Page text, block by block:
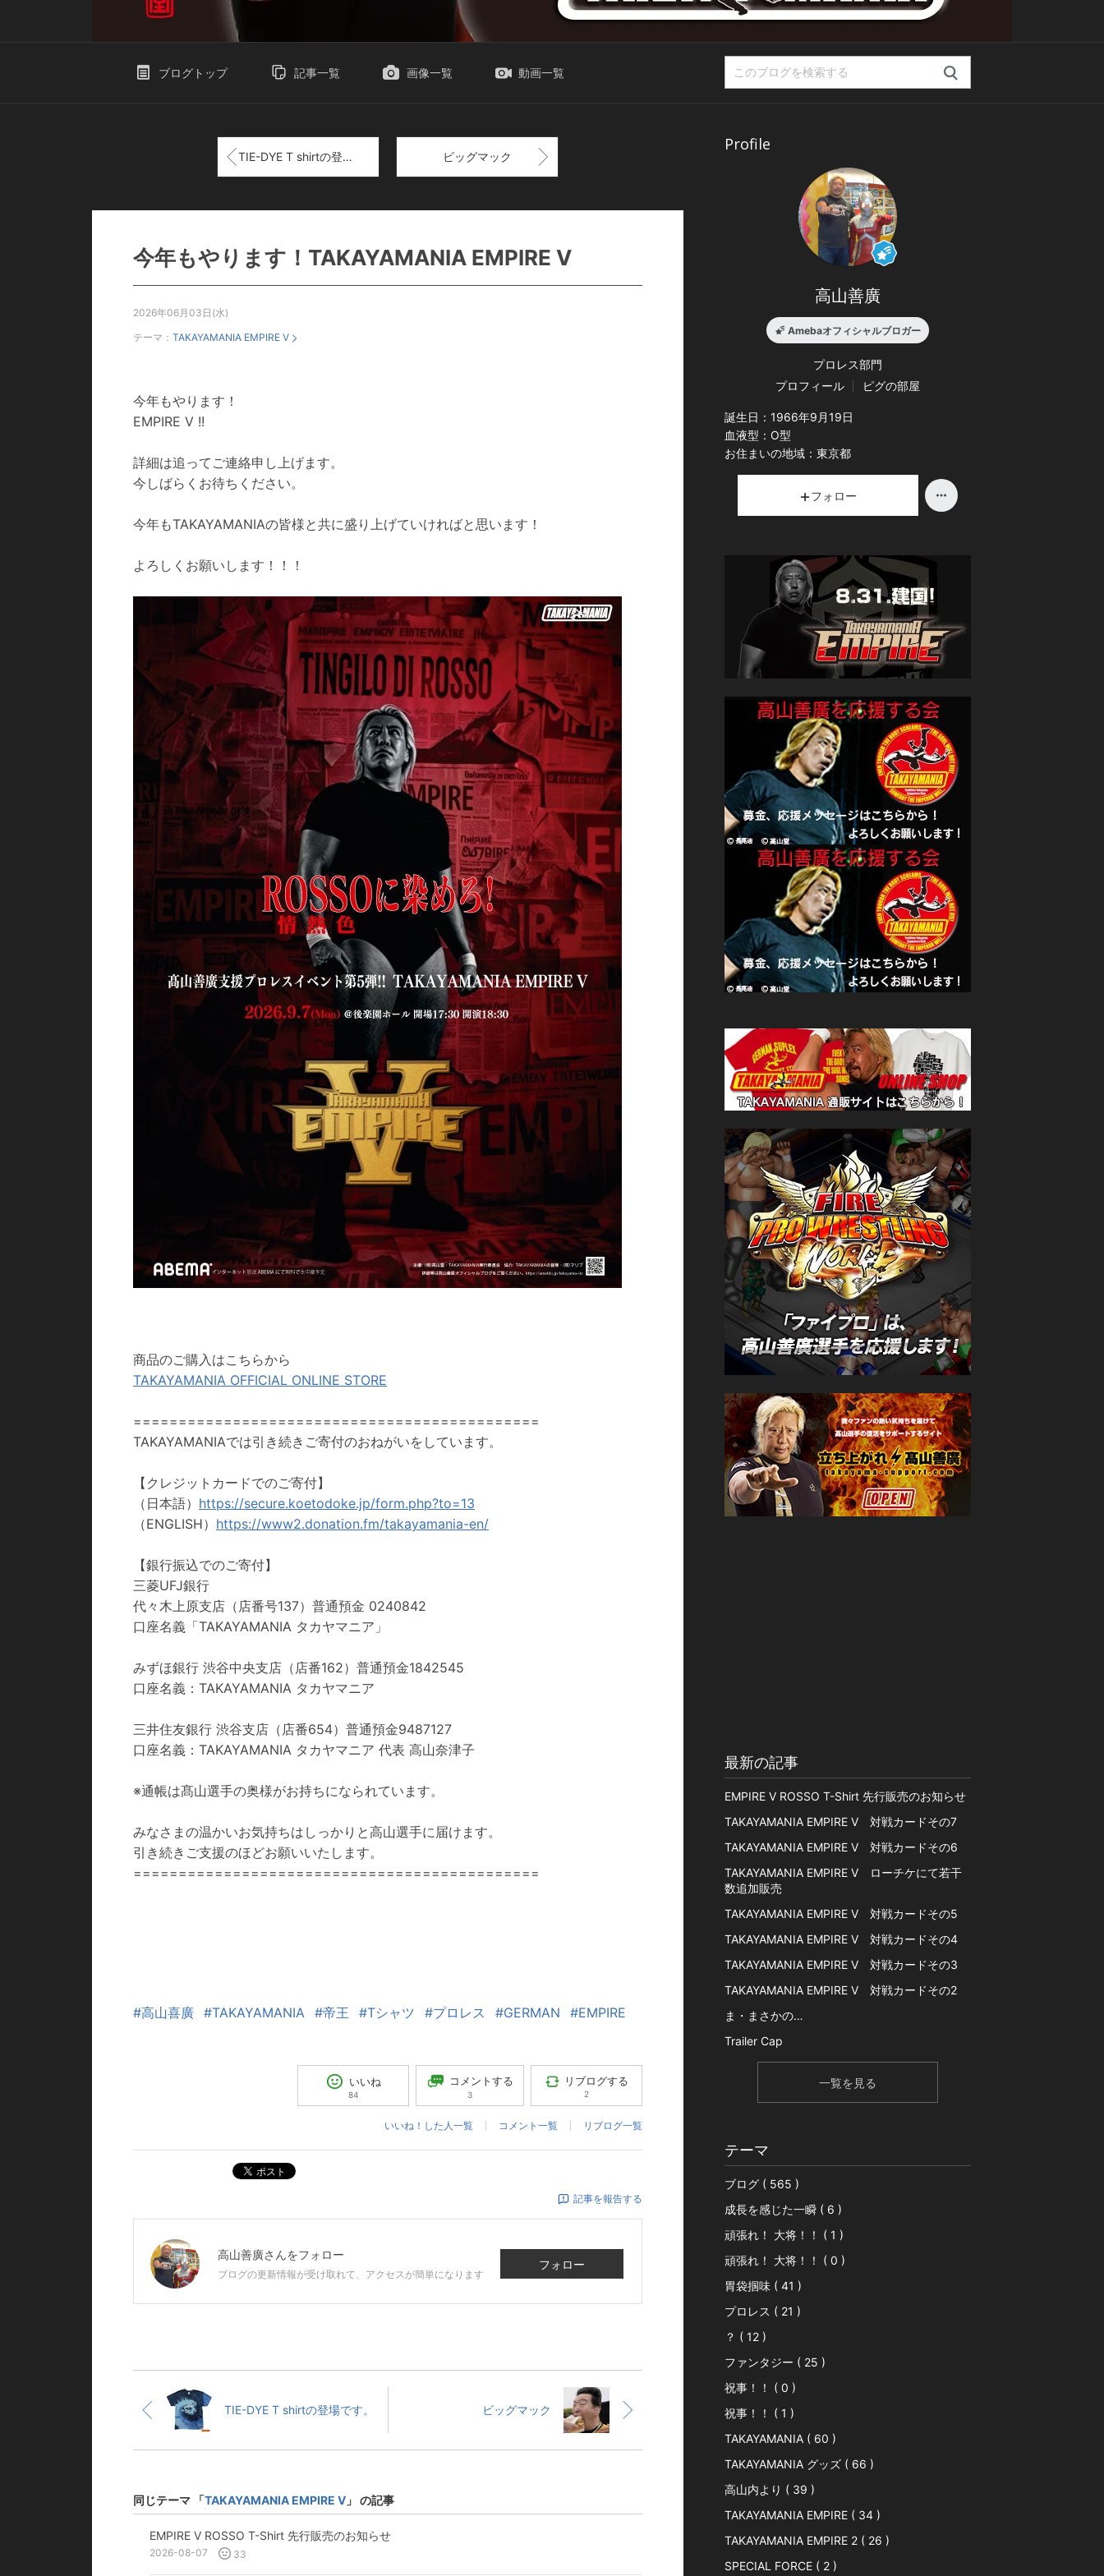
ブログトップ 記事一覧 画像一覧 動画一覧
TIE-DYE T shirtの登場です。 ビッグマック
今年もやります！TAKAYAMANIA EMPIRE V
2026年06月03日(水)
テーマ： TAKAYAMANIA EMPIRE V
今年もやります！
EMPIRE V !!
詳細は追ってご連絡申し上げます。
今しばらくお待ちください。
今年もTAKAYAMANIAの皆様と共に盛り上げていければと思います！
よろしくお願いします！！！
商品のご購入はこちらから
TAKAYAMANIA OFFICIAL ONLINE STORE
=============================================
TAKAYAMANIAでは引き続きご寄付のおねがいをしています。
【クレジットカードでのご寄付】
（日本語） https://secure.koetodoke.jp/form.php?to=13
（ENGLISH） https://www2.donation.fm/takayamania-en/
【銀行振込でのご寄付】
三菱UFJ銀行
代々木上原支店（店番号137）普通預金 0240842
口座名義「TAKAYAMANIA タカヤマニア」
みずほ銀行 渋谷中央支店（店番162）普通預金1842545
口座名義：TAKAYAMANIA タカヤマニア
三井住友銀行 渋谷支店（店番654）普通預金9487127
口座名義：TAKAYAMANIA タカヤマニア 代表 高山奈津子
※通帳は髙山選手の奥様がお持ちになられています。
みなさまの温かいお気持ちはしっかりと高山選手に届けます。
引き続きご支援のほどお願いいたします。
=============================================
#高山喜廣 #TAKAYAMANIA #帝王 #Tシャツ #プロレス #GERMAN #EMPIRE
いいね
84
コメントする
3
リブログする
2
いいね！した人一覧 コメント一覧 リブログ一覧
ポスト
記事を報告する
高山善廣さんをフォロー
ブログの更新情報が受け取れて、アクセスが簡単になります
フォロー
TIE-DYE T shirtの登場です。 ビッグマック
同じテーマ 「TAKAYAMANIA EMPIRE V 」 の記事
EMPIRE V ROSSO T-Shirt 先行販売のお知らせ
2026-08-07 33
Profile
高山善廣
Amebaオフィシャルブロガー
プロレス部門
プロフィール
ピグの部屋
誕生日： 1966年9月19日
血液型： O型
お住まいの地域： 東京都
フォロー
最新の記事
EMPIRE V ROSSO T-Shirt 先行販売のお知らせ
TAKAYAMANIA EMPIRE V 対戦カードその7
TAKAYAMANIA EMPIRE V 対戦カードその6
TAKAYAMANIA EMPIRE V ローチケにて若干
数追加販売
TAKAYAMANIA EMPIRE V 対戦カードその5
TAKAYAMANIA EMPIRE V 対戦カードその4
TAKAYAMANIA EMPIRE V 対戦カードその3
TAKAYAMANIA EMPIRE V 対戦カードその2
ま・まさかの…
Trailer Cap
一覧を見る
テーマ
ブログ ( 565 )
成長を感じた一瞬 ( 6 )
頑張れ！ 大将！！ ( 1 )
頑張れ！ 大将！！ ( 0 )
胃袋掴味 ( 41 )
プロレス ( 21 )
？ ( 12 )
ファンタジー ( 25 )
祝事！！ ( 0 )
祝事！！ ( 1 )
TAKAYAMANIA ( 60 )
TAKAYAMANIA グッズ ( 66 )
高山内より ( 39 )
TAKAYAMANIA EMPIRE ( 34 )
TAKAYAMANIA EMPIRE 2 ( 26 )
SPECIAL FORCE ( 2 )